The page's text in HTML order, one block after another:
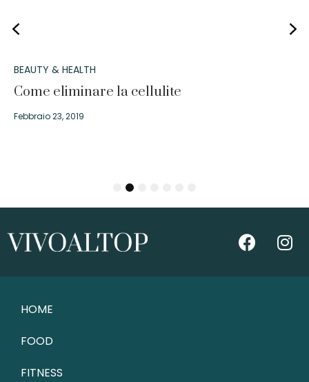
BEAUTY & HEALTH
Come eliminare la cellulite
Febbraio 23, 2019
5
HOME
FOOD
FITNESS